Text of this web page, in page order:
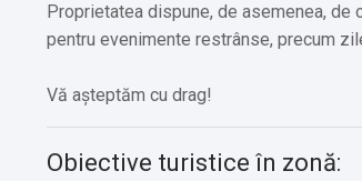
Proprietatea dispune, de asemenea,
pentru evenimente restrânse, precum
Vă așteptăm cu drag!
Obiective turistice în zonă: